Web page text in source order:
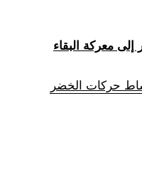
حركات الخضر